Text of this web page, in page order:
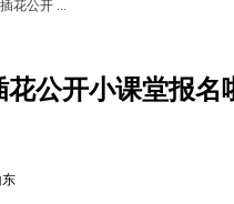
花公开 ...
花公开小课堂报名